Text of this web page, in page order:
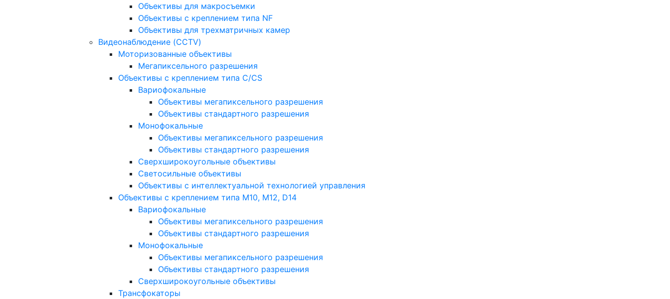
Объективы для макросъемки
Объективы с креплением типа NF
Объективы для трехматричных камер
Видеонаблюдение (CCTV)
Моторизованные объективы
Мегапиксельного разрешения
Объективы с креплением типа C/CS
Вариофокальные
Объективы мегапиксельного разрешения
Объективы стандартного разрешения
Монофокальные
Объективы мегапиксельного разрешения
Объективы стандартного разрешения
Сверхширокоугольные объективы
Светосильные объективы
Объективы с интеллектуальной технологией управления
Объективы с креплением типа M10, M12, D14
Вариофокальные
Объективы мегапиксельного разрешения
Объективы стандартного разрешения
Монофокальные
Объективы мегапиксельного разрешения
Объективы стандартного разрешения
Сверхширокоугольные объективы
Трансфокаторы